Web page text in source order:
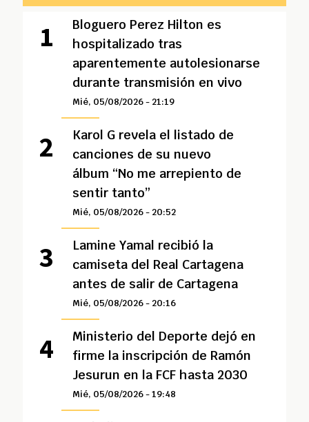
Bloguero Perez Hilton es
hospitalizado tras
aparentemente autolesionarse
durante transmisión en vivo
Mié, 05/08/2026 - 21:19
Karol G revela el listado de
canciones de su nuevo
álbum “No me arrepiento de
sentir tanto”
Mié, 05/08/2026 - 20:52
Lamine Yamal recibió la
camiseta del Real Cartagena
antes de salir de Cartagena
Mié, 05/08/2026 - 20:16
Ministerio del Deporte dejó en
firme la inscripción de Ramón
Jesurun en la FCF hasta 2030
Mié, 05/08/2026 - 19:48